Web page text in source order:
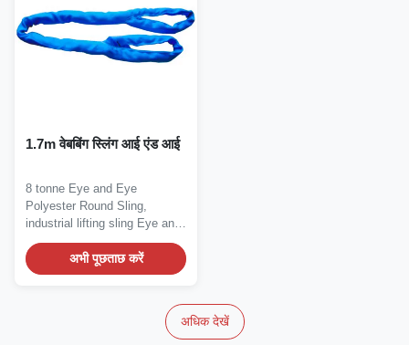
1.7m वेबबिंग स्लिंग आई एंड आई
8 tonne Eye and Eye
Polyester Round Sling,
industrial lifting sling Eye and
eye type Polyester...
अभी पूछताछ करें
अधिक देखें